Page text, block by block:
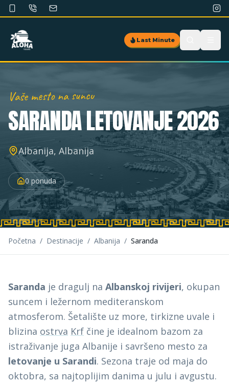
Last Minute
Vaše mesto na suncu
SARANDALETOVANJE 2026
Albanija, Albanija
0 ponuda
Početna / Destinacije / Albanija / Saranda
Saranda je dragulj na Albanskoj rivijeri, okupan
suncem i ležernom mediteranskom
atmosferom. Šetalište uz more, tirkizne uvale i
blizina ostrva Krf čine je idealnom bazom za
istraživanje juga Albanije i savršeno mesto za
letovanje u Sarandi. Sezona traje od maja do
oktobra, sa najtoplijim danima u julu i avgustu.